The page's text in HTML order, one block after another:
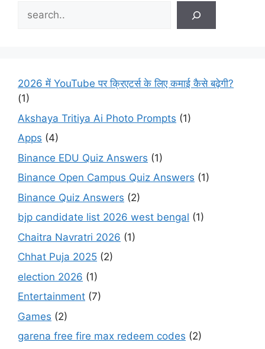
2026 में YouTube पर क्रिएटर्स के लिए कमाई कैसे बढ़ेगी?
(1)
Akshaya Tritiya Ai Photo Prompts (1)
Apps (4)
Binance EDU Quiz Answers (1)
Binance Open Campus Quiz Answers (1)
Binance Quiz Answers (2)
bjp candidate list 2026 west bengal (1)
Chaitra Navratri 2026 (1)
Chhat Puja 2025 (2)
election 2026 (1)
Entertainment (7)
Games (2)
garena free fire max redeem codes (2)